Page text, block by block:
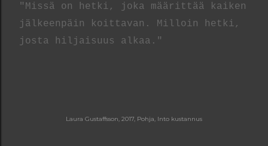
"Missä on hetki, joka määrittää kaiken
jälkeenpäin koittavan. Milloin hetki,
josta hiljaisuus alkaa."
Laura Gustaffsson, 2017, Pohja, Into kustannus